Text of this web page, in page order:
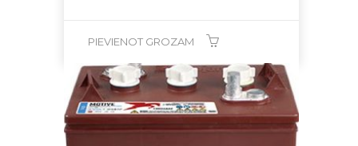
PIEVIENOT GROZAM